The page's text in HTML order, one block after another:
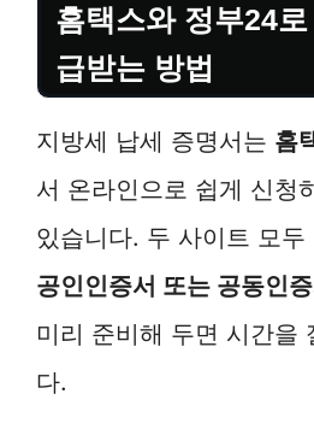
홈택스와 정부24
급받는 방법
지방세 납세 증명서는 홈
서 온라인으로 쉽게 신청
있습니다. 두 사이트 모
공인인증서 또는 공동인
미리 준비해 두면 시간을
다.